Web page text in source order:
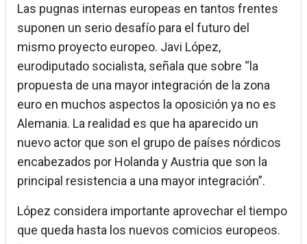
Las pugnas internas europeas en tantos frentes
suponen un serio desafío para el futuro del
mismo proyecto europeo. Javi López,
eurodiputado socialista, señala que sobre “la
propuesta de una mayor integración de la zona
euro en muchos aspectos la oposición ya no es
Alemania. La realidad es que ha aparecido un
nuevo actor que son el grupo de países nórdicos
encabezados por Holanda y Austria que son la
principal resistencia a una mayor integración”.
López considera importante aprovechar el tiempo
que queda hasta los nuevos comicios europeos.